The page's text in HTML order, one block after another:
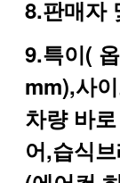
8.판매자
9.특이(
mm),사
차량 바
어,습식